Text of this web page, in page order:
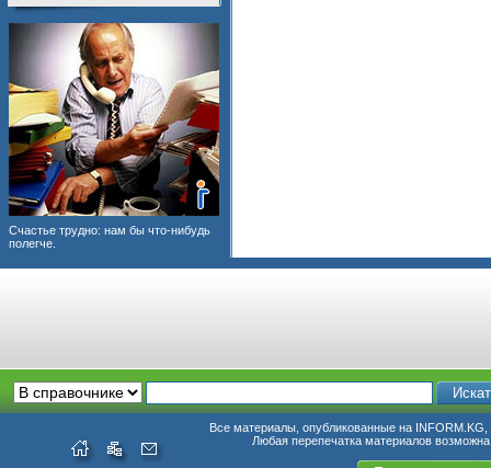
Счастье трудно: нам бы что-нибудь
полегче.
Все материалы, опубликованные на INFORM.KG,
Любая перепечатка материалов